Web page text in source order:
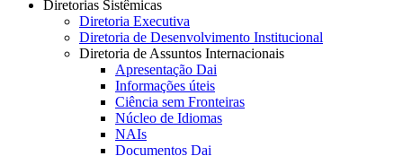
Diretorias Sistêmicas
Diretoria Executiva
Diretoria de Desenvolvimento Institucional
Diretoria de Assuntos Internacionais
Apresentação Dai
Informações úteis
Ciência sem Fronteiras
Núcleo de Idiomas
NAIs
Documentos Dai